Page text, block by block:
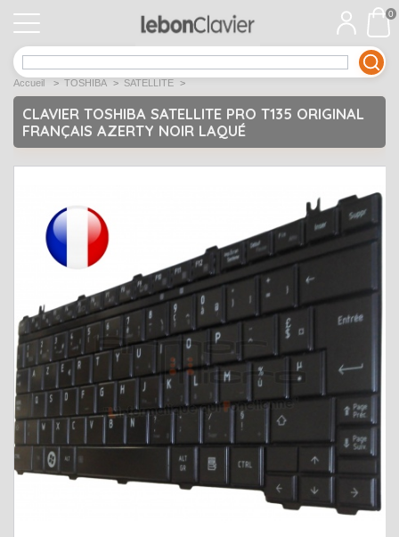
APPLE 1
Open submenu
ACER 12
Open submenu
ASUS Open submenu
Déstockage
EMACHINES 2
Open submenu
FUJITSU SIEMENS 2
Open submenu
HP Open submenu
LENOVO 10
Open submenu
MEDION 2
Open submenu
Open submenu
Open submenu
0
Accueil > TOSHIBA > SATELLITE >
CLAVIER TOSHIBA SATELLITE PRO T135 ORIGINAL
FRANÇAIS AZERTY NOIR LAQUÉ